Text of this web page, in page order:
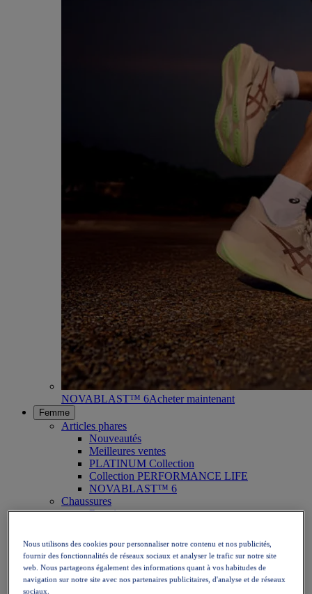
NOVABLAST™ 6Acheter maintenant
Femme
Articles phares
Nouveautés
Meilleures ventes
PLATINUM Collection
Collection PERFORMANCE LIFE
NOVABLAST™ 6
Chaussures
Running
Tennis
Volley
Handball
Padel
Nous utilisons des cookies pour personnaliser notre contenu et nos publicités,
fournir des fonctionnalités de réseaux sociaux et analyser le trafic sur notre site
web. Nous partageons également des informations quant à vos habitudes de
navigation sur notre site avec nos partenaires publicitaires, d'analyse et de réseaux
sociaux.